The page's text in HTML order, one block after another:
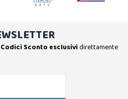
Sconto esclusividirettamente